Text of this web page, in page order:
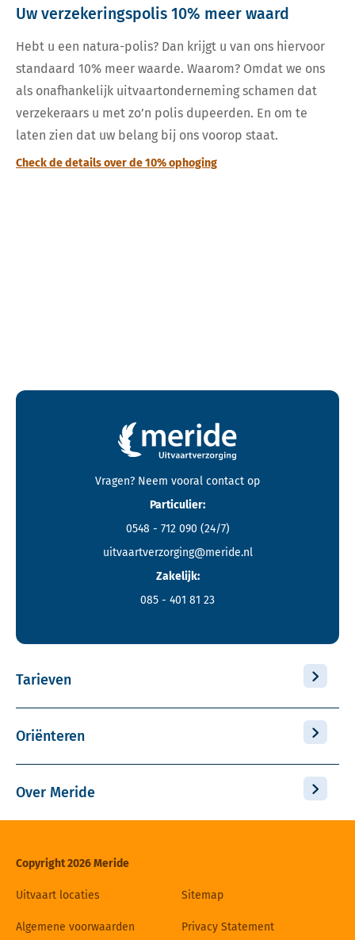
Uw verzekeringspolis 10% meer waard
Hebt u een natura-polis? Dan krijgt u van ons hiervoor
standaard 10% meer waarde. Waarom? Omdat we ons
als onafhankelijk uitvaartonderneming schamen dat
verzekeraars u met zo’n polis dupeerden. En om te
laten zien dat uw belang bij ons voorop staat.
Check de details over de 10% ophoging
Contactgegevens en footer menu van Meride
Vragen? Neem vooral contact op
Particulier:
0548 - 712 090 (24/7)
uitvaartverzorging@meride.nl
Zakelijk:
085 - 401 81 23
Tarieven
Oriënteren
Over Meride
Copyright 2026 Meride
Uitvaart locaties Sitemap
Algemene voorwaarden Privacy Statement